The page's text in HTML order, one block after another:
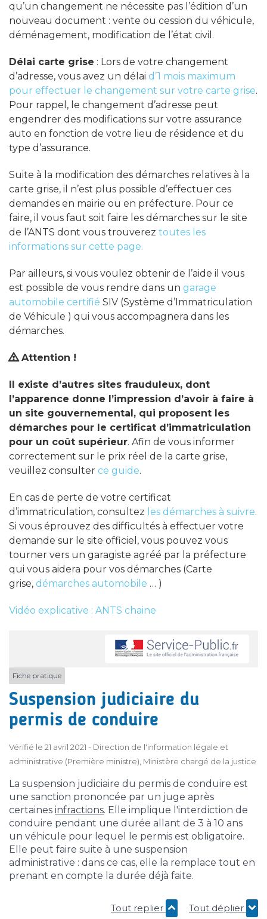
qu’un changement ne nécessite pas l’édition d’un
nouveau document : vente ou cession du véhicule,
déménagement, modification de l’état civil.
Délai carte grise : Lors de votre changement
d’adresse, vous avez un délai d’1 mois maximum
pour effectuer le changement sur votre carte grise.
Pour rappel, le changement d’adresse peut
engendrer des modifications sur votre assurance
auto en fonction de votre lieu de résidence et du
type d’assurance.
Suite à la modification des démarches relatives à la
carte grise, il n’est plus possible d’effectuer ces
demandes en mairie ou en préfecture. Pour ce
faire, il vous faut soit faire les démarches sur le site
de l’ANTS dont vous trouverez toutes les
informations sur cette page.
Par ailleurs, si vous voulez obtenir de l’aide il vous
est possible de vous rendre dans un garage
automobile certifié SIV (Système d’Immatriculation
de Véhicule ) qui vous accompagnera dans les
démarches.
Attention !
Il existe d’autres sites frauduleux, dont
l’apparence donne l’impression d’avoir à faire à
un site gouvernemental, qui proposent les
démarches pour le certificat d’immatriculation
pour un coût supérieur. Afin de vous informer
correctement sur le prix réel de la carte grise,
veuillez consulter ce guide.
En cas de perte de votre certificat
d’immatriculation, consultez les démarches à suivre.
Si vous éprouvez des difficultés à effectuer votre
demande sur le site officiel, vous pouvez vous
tourner vers un garagiste agréé par la préfecture
qui vous aidera pour vos démarches (Carte
grise, démarches automobile … )
Vidéo explicative : ANTS chaine
Fiche pratique
Suspension judiciaire du
permis de conduire
Vérifié le 21 avril 2021 - Direction de l'information légale et
administrative (Première ministre), Ministère chargé de la justice
La suspension judiciaire du permis de conduire est
une sanction prononcée par un juge après
certaines infractions. Elle implique l'interdiction de
conduire pendant une durée allant de 3 à 10 ans
un véhicule pour lequel le permis est obligatoire.
Elle peut faire suite à une suspension
administrative : dans ce cas, elle la remplace tout en
prenant en compte la durée déjà faite.
Tout replier Tout déplier